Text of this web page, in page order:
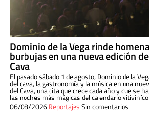
Dominio de la Vega rinde
burbujas en una nueva edición
Cava
El pasado sábado 1 de agosto, Dominio de la
del cava, la gastronomía y la música en una
del Cava, una cita que crece cada año y que se
las noches más mágicas del calendario
06/08/2026ReportajesSin comentarios